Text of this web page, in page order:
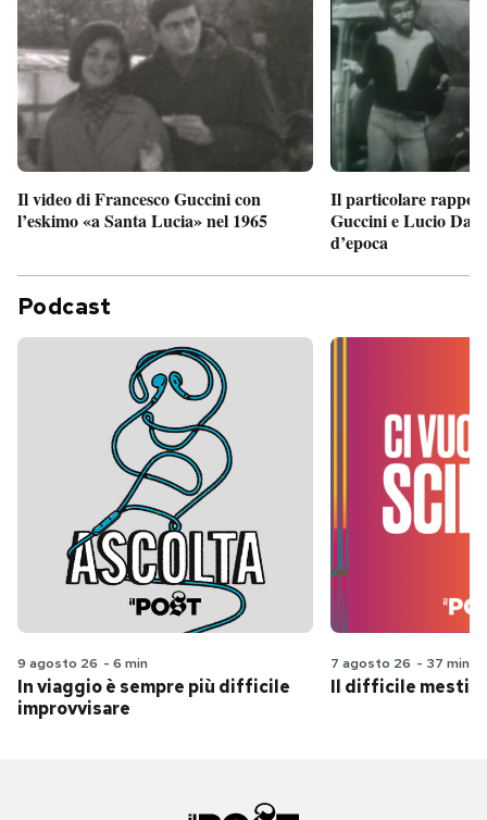
Il video di Francesco Guccini con
l’eskimo «a Santa Lucia» nel 1965
Il particolare
Guccini e Lucio
d’epoca
Podcast
9 agosto 26 - 6 min
In viaggio è sempre più difficile
improvvisare
7 agosto 26 - 37 min
Il difficile